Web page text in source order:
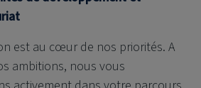
est au cœur de nos priorités. A
ambitions, nous vous